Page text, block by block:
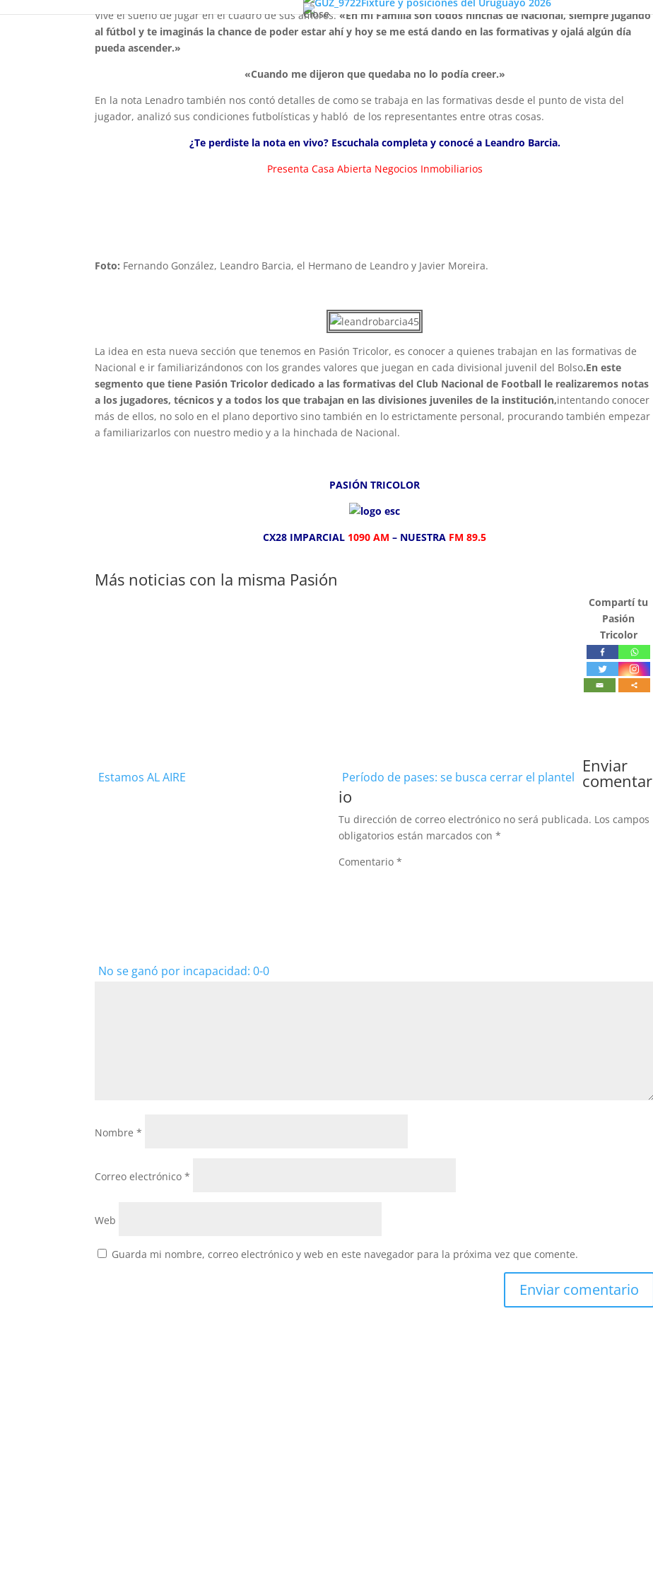
Close
Vive el sueño de jugar en el cuadro de sus amores.«En mi Familia son todos hinchas de Nacional, siempre jugando
al fútbol y te imaginás la chance de poder estar ahí y hoy se me está dando en las formativas y ojalá algún día
pueda ascender.»
«Cuando me dijeron que quedaba no lo podía creer.»
En la nota Lenadro también nos contó detalles de como se trabaja en las formativas desde el punto de vista del
jugador, analizó sus condiciones futbolísticas y habló de los representantes entre otras cosas.
¿Te perdiste la nota en vivo? Escuchala completa y conocé a Leandro Barcia.
Presenta Casa Abierta Negocios Inmobiliarios
Foto: Fernando González, Leandro Barcia, el Hermano de Leandro y Javier Moreira.
La idea en esta nueva sección que tenemos en Pasión Tricolor, es conocer a quienes trabajan en las formativas de
Nacional e ir familiarizándonos con los grandes valores que juegan en cada divisional juvenil del Bolso.En este
segmento que tiene Pasión Tricolor dedicado a las formativas del Club Nacional de Football le realizaremos notas
a los jugadores, técnicos y a todos los que trabajan en las divisiones juveniles de la institución,intentando conocer
más de ellos, no solo en el plano deportivo sino también en lo estrictamente personal, procurando también empezar
a familiarizarlos con nuestro medio y a la hinchada de Nacional.
PASIÓN TRICOLOR
CX28 IMPARCIAL 1090 AM – NUESTRA FM 89.5
Más noticias con la misma Pasión
Estamos AL AIRE Período de pases: se busca cerrar el plantel
No se ganó por incapacidad: 0-0
Compartí tu
Pasión
Tricolor
Enviar
comentar
io
Tu dirección de correo electrónico no será publicada. Los campos
obligatorios están marcados con*
Comentario*
Nombre*
Correo electrónico*
Web
Guarda mi nombre, correo electrónico y web en este navegador para la próxima vez que comente.